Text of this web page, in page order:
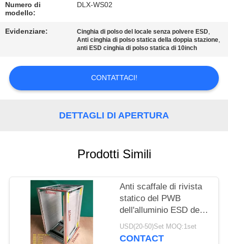
NOTIZIE
UNA
CITAZIONE
PRIVACY
POLICY
Numero di
modello:
DLX-WS02
Evidenziare: Cinghia di polso del locale senza polvere ESD,
Anti cinghia di polso statica della doppia stazione,
anti ESD cinghia di polso statica di 10inch
CONTATTACI!
DETTAGLI DI APERTURA
Prodotti Simili
Anti scaffale di rivista
statico del PWB
dell'alluminio ESD dei
prodotti di ESD
355X320X563mm
USD(20-50)Set MOQ:1set
CONTACT